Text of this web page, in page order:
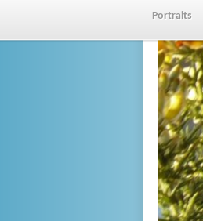
Portraits